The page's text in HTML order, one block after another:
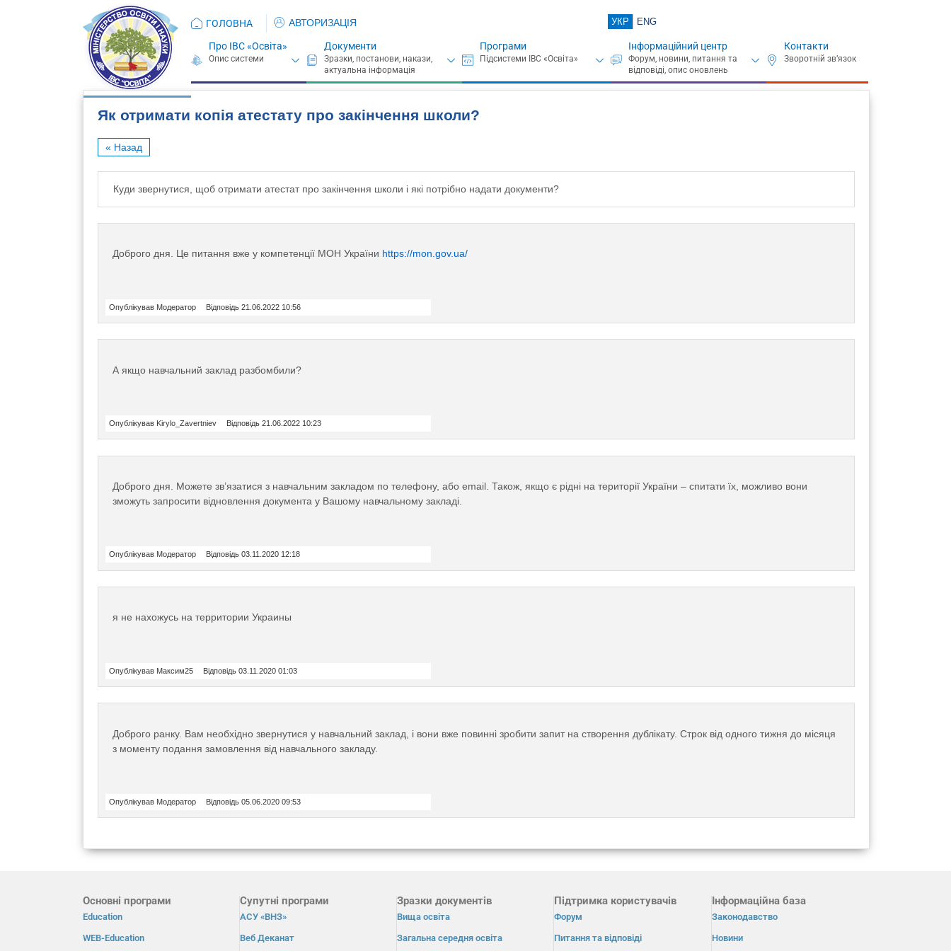
ГОЛОВНА АВТОРИЗАЦІЯ УКР ENG
Про ІВС «Освіта» Документи Програми Інформаційний центр Контакти
Як отримати копія атестату про закінчення школи?
« Назад
Куди звернутися, щоб отримати атестат про закінчення школи і які потрібно надати документи?
Доброго дня. Це питання вже у компетенції МОН України https://mon.gov.ua/
Опублікував Модератор Відповідь 21.06.2022 10:56
А якщо навчальний заклад разбомбили?
Опублікував Kirylo_Zavertniev Відповідь 21.06.2022 10:23
Доброго дня. Можете зв’язатися з навчальним закладом по телефону, або email. Також, якщо є рідні на території України – спитати їх, можливо вони
зможуть запросити відновлення документа у Вашому навчальному закладі.
Опублікував Модератор Відповідь 03.11.2020 12:18
я не нахожусь на территории Украины
Опублікував Максим25 Відповідь 03.11.2020 01:03
Доброго ранку. Вам необхідно звернутися у навчальний заклад, і вони вже повинні зробити запит на створення дублікату. Строк від одного тижня до місяця
з моменту подання замовлення від навчального закладу.
Опублікував Модератор Відповідь 05.06.2020 09:53
Основні програми
Education
WEB-Education
Супутні програми
АСУ «ВНЗ»
Веб Деканат
Зразки документів
Вища освіта
Загальна середня освіта
Підтримка користувачів
Форум
Питання та відповіді
Інформаційна база
Законодавство
Новини